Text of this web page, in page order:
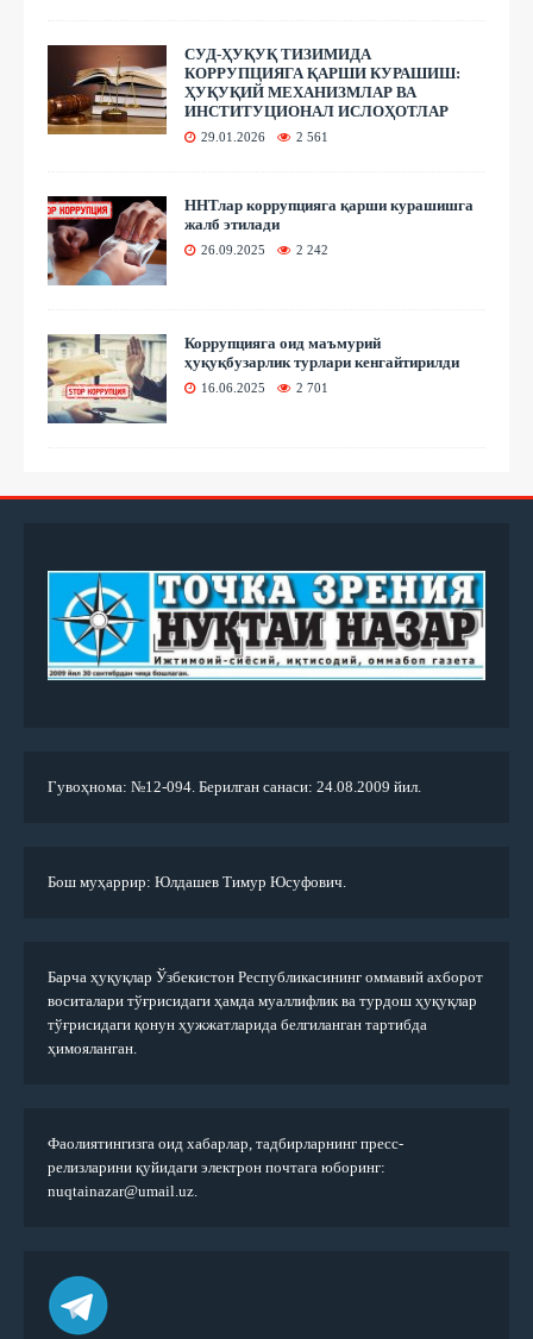
СУД-ҲУҚУҚ ТИЗИМИДА
КОРРУПЦИЯГА ҚАРШИ КУРАШИШ:
ҲУҚУҚИЙ МЕХАНИЗМЛАР ВА
ИНСТИТУЦИОНАЛ ИСЛОҲОТЛАР
29.01.2026 2 561
ННТлар коррупцияга қарши курашишга
жалб этилади
26.09.2025 2 242
Коррупцияга оид маъмурий
ҳуқуқбузарлик турлари кенгайтирилди
16.06.2025 2 701
Гувоҳнома: №12-094. Берилган санаси: 24.08.2009 йил.
Бош муҳаррир: Юлдашев Тимур Юсуфович.
Барча ҳуқуқлар Ўзбекистон Республикасининг оммавий ахборот
воситалари тўғрисидаги ҳамда муаллифлик ва турдош ҳуқуқлар
тўғрисидаги қонун ҳужжатларида белгиланган тартибда
ҳимояланган.
Фаолиятингизга оид хабарлар, тадбирларнинг пресс-
релизларини қуйидаги электрон почтага юборинг:
nuqtainazar@umail.uz.